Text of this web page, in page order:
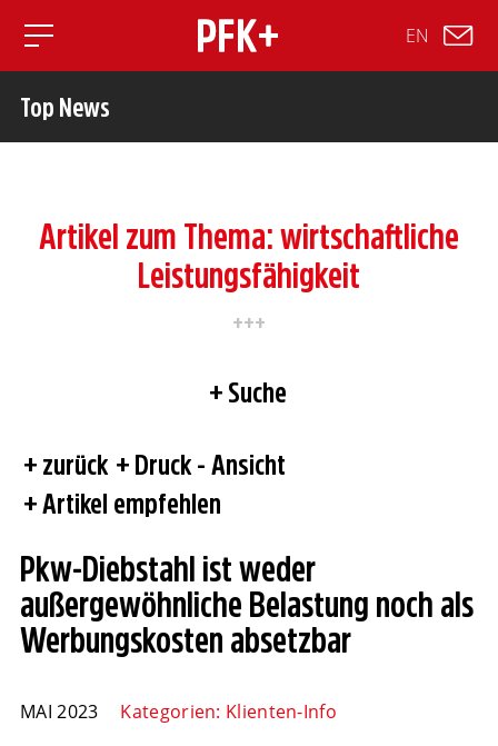
Toggle mobile navigation
EN
Top News
Artikel zum Thema: wirtschaftliche
Leistungsfähigkeit
Suche
zurück
Druck - Ansicht
Artikel empfehlen
Pkw-Diebstahl ist weder
außergewöhnliche Belastung noch als
Werbungskosten absetzbar
MAI 2023 Kategorien: Klienten-Info